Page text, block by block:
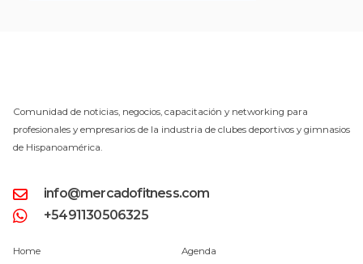
Comunidad de noticias, negocios, capacitación y networking para
profesionales y empresarios de la industria de clubes deportivos y gimnasios
de Hispanoamérica.
info@mercadofitness.com
+5491130506325
Home Agenda